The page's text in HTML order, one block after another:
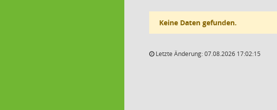
Keine Daten gefunden.
Letzte Änderung: 07.08.2026 17:02:15